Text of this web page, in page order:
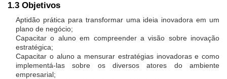
1.3 Objetivos
Aptidão prática para transformar uma ideia inovadora em um
plano de negócio;
Capacitar o aluno em compreender a visão sobre inovação
estratégica;
Capacitar o aluno a mensurar estratégias inovadoras e como
implementá-las sobre os diversos atores do ambiente
empresarial;